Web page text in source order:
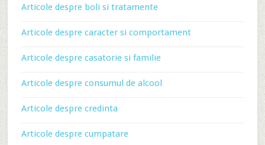
Articole despre boli si tratamente
Articole despre caracter si comportament
Articole despre casatorie si familie
Articole despre consumul de alcool
Articole despre credinta
Articole despre cumpatare